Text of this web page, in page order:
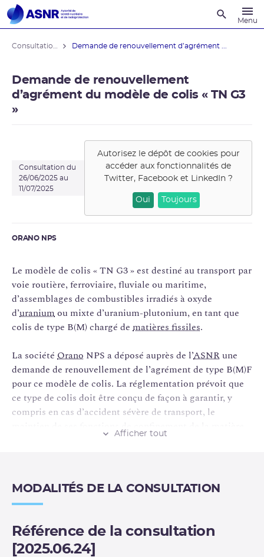
Menu
Demande de renouvellement d’agrément ...
Demande de renouvellement
d’agrément du modèle de colis « TN G3
»
Consultation du
26/06/2025 au
11/07/2025
Autorisez le dépôt de cookies pour
accéder aux fonctionnalités de
Twitter, Facebook et LinkedIn?
Oui Toujours
ORANO NPS
Afficher tout
Le modèle de colis « TN G3 » est destiné au transport par
voie routière, ferroviaire, fluviale ou maritime,
d’assemblages de combustibles irradiés à oxyde
d’uraniumou mixte d’uranium-plutonium, en tant que
colis de type B(M) chargé de matières fissiles.
La société Orano NPS a déposé auprès de l’ASNRune
demande de renouvellement de l’agrément de type B(M)F
pour ce modèle de colis. La réglementation prévoit que
ce type de colis doit être conçu de façon à garantir, y
compris en cas d’accident sévère de transport, le
maintien de ses fonctions de
radioactive, de protection radiologique et de
nucléaireen chaîne).
réglementaires, équivalentes aux essais de choc de
l’industrie automobile et qui sont, successivement :
MODALITÉS DE LA CONSULTATION
Référence de la consultation
[2025.06.24]